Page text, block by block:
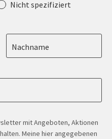
Nicht spezifiziert
Nachname
mit Angeboten, Aktionen
Meine hier angegebenen